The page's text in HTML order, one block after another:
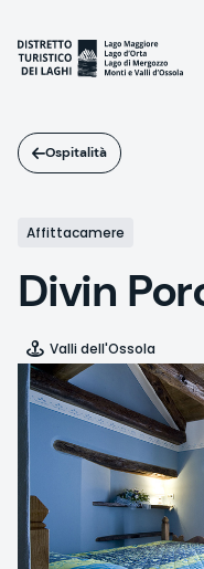
contenuto
principale
Ospitalità
Affittacamere
Divin
Valli dell'Ossola